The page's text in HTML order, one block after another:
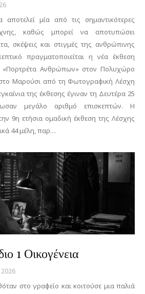
αποτελεί μία από τις σημαντικότερες
καθώς μπορεί να αποτυπώσει
σκέψεις και στιγμές της ανθρώπινης
πραγματοποιείται η νέα έκθεση
Ανθρώπων» στον Πολυχώρο
στο Μαρούσι από τη Φωτογραφική Λέσχη
της έκθεσης έγιναν τη Δευτέρα 25
μεγάλο αριθμό επισκεπτών. Η
9η ετήσια ομαδική έκθεση της Λέσχης
44 μέλη, παρ…
1 Οικογένεια
στο γραφείο και κοιτούσε μια παλιά